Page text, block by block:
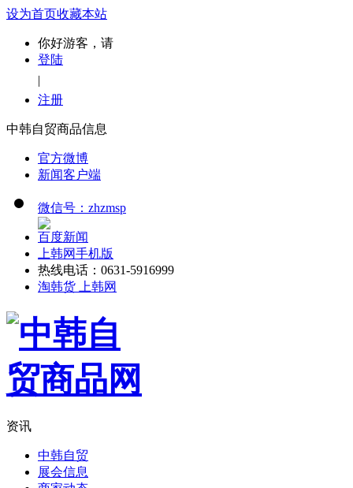
设为首页收藏本站
你好游客，请
登陆
|
注册
中韩自贸商品信息
官方微博
新闻客户端
微信号：zhzmsp
百度新闻
上韩网手机版
热线电话：0631-5916999
淘韩货 上韩网
资讯
中韩自贸
展会信息